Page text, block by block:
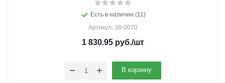
Есть в наличии (11)
Артикул: 38-0070
1 830.95 руб./шт
В корзину